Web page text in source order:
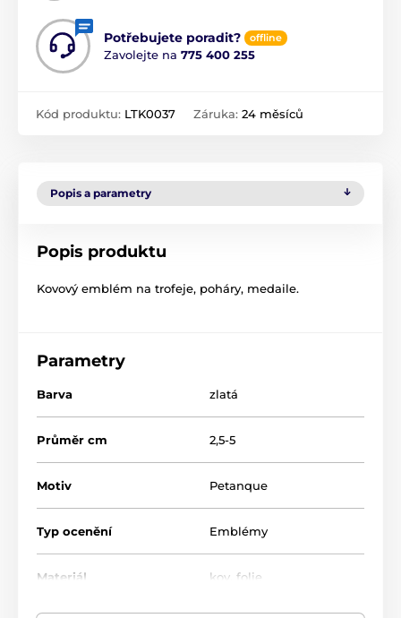
Potřebujete poradit? offline
Zavolejte na 775 400 255
Kód produktu: LTK0037 Záruka: 24 měsíců
Popis a parametry
Popis produktu
Kovový emblém na trofeje, poháry, medaile.
Parametry
Barva zlatá
Průměr cm 2,5-5
Motiv Petanque
Typ ocenění Emblémy
Materiál kov folie